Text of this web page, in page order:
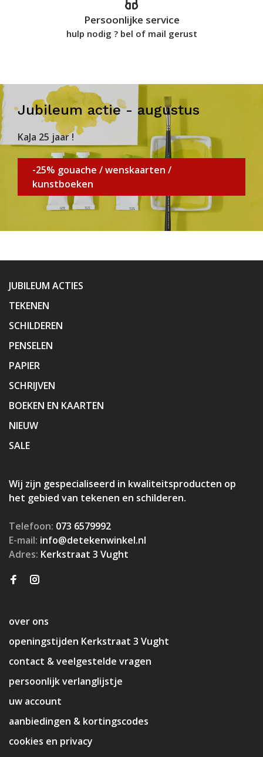
Persoonlijke service
hulp nodig ? bel of mail gerust
Jubileum actie - augustus
KaJa 25 jaar !
-25% gouache / wenskaarten /
kunstboeken
JUBILEUM ACTIES
TEKENEN
SCHILDEREN
PENSELEN
PAPIER
SCHRIJVEN
BOEKEN EN KAARTEN
NIEUW
SALE
Wij zijn gespecialiseerd in kwaliteitsproducten op
het gebied van tekenen en schilderen.
Telefoon: 073 6579992
E-mail: info@detekenwinkel.nl
Adres: Kerkstraat 3 Vught
over ons
openingstijden Kerkstraat 3 Vught
contact & veelgestelde vragen
persoonlijk verlanglijstje
uw account
aanbiedingen & kortingscodes
cookies en privacy